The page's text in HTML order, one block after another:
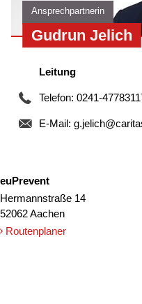
Ansprechpartnerin
Gudrun Jelich
Leitung
Telefon: 0241-
E-Mail:
euPrevent
Hermannstraße 14
52062 Aachen
Routenplaner